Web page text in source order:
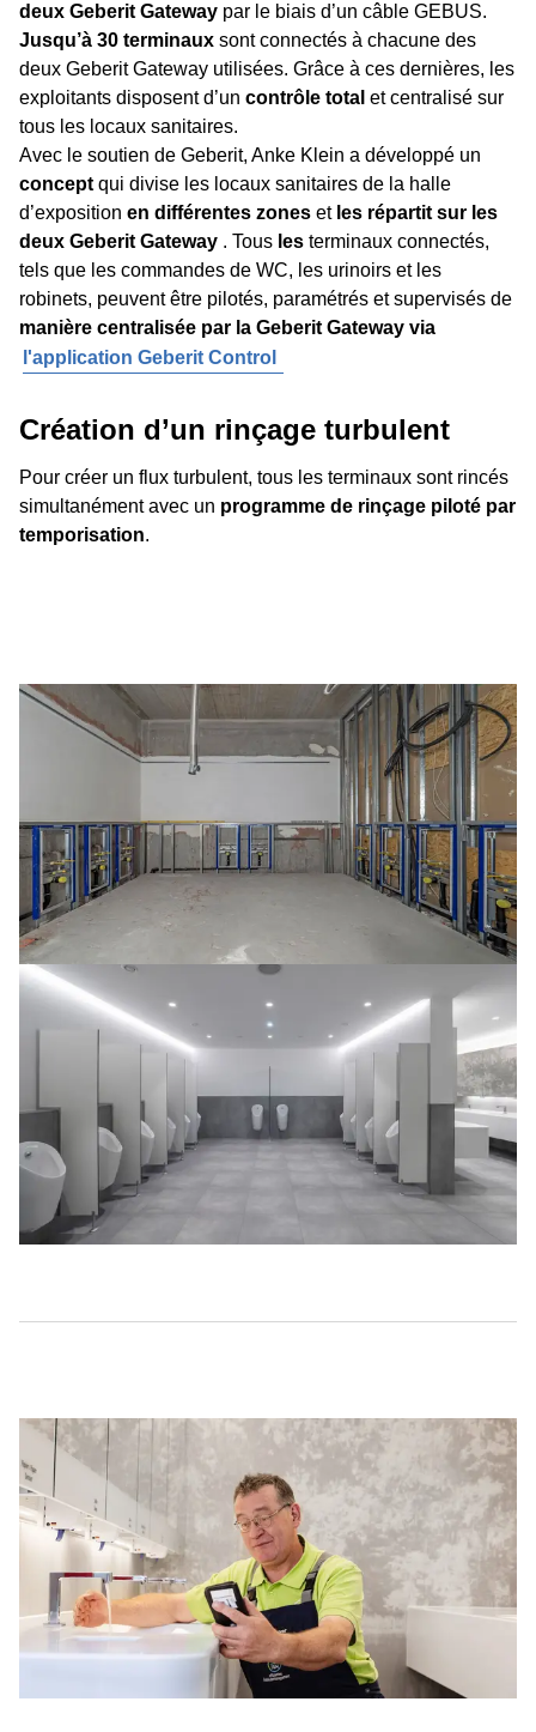
deux Geberit Gateway par le biais d’un câble GEBUS.
Jusqu’à 30 terminaux sont connectés à chacune des
deux Geberit Gateway utilisées. Grâce à ces dernières, les
exploitants disposent d’un contrôle total et centralisé sur
tous les locaux sanitaires.
Avec le soutien de Geberit, Anke Klein a développé un
concept qui divise les locaux sanitaires de la halle
d’exposition en différentes zones et les répartit sur les
deux Geberit Gateway . Tous les terminaux connectés,
tels que les commandes de WC, les urinoirs et les
robinets, peuvent être pilotés, paramétrés et supervisés de
manière centralisée par la Geberit Gateway via
l'application Geberit Control
Création d’un rinçage turbulent
Pour créer un flux turbulent, tous les terminaux sont rincés
simultanément avec un programme de rinçage piloté par
temporisation.